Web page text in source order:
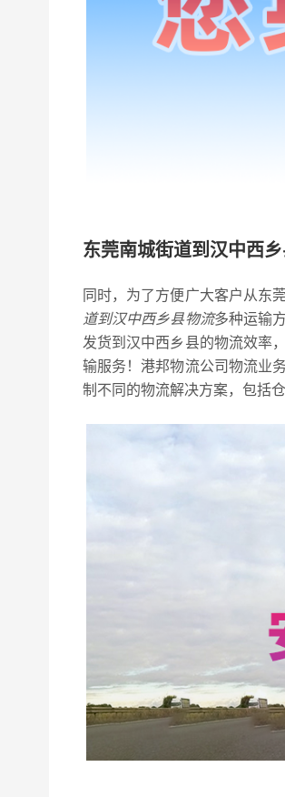
东莞南城街道到汉中西
同时，为了方便广大客户从东
道到汉中西乡县物流多种运输
发货到汉中西乡县的物流效率
输服务！港邦物流公司物流业
制不同的物流解决方案，包括